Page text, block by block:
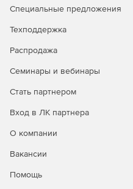
Специальные предложения
Техподдержка
Распродажа
Семинары и вебинары
Стать партнером
Вход в ЛК партнера
О компании
Вакансии
Помощь